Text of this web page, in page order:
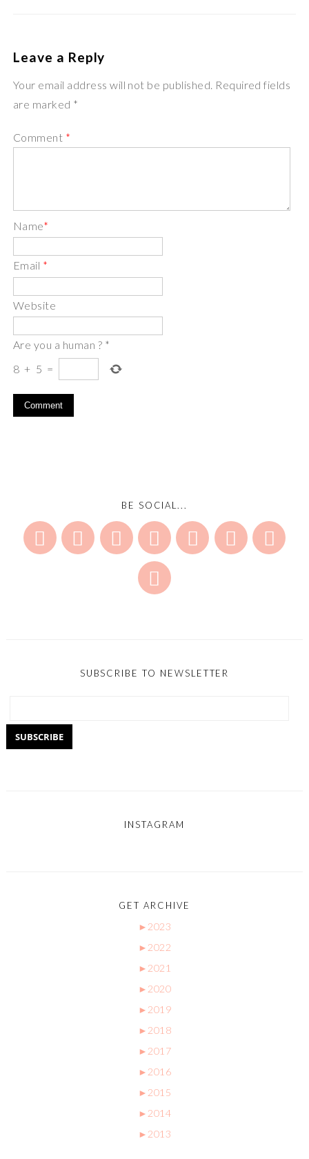
Leave a Reply
Your email address will not be published. Required fields
are marked *
Comment *
Name*
Email *
Website
Are you a human ? *
8 + 5 =
BE SOCIAL...
SUBSCRIBE TO NEWSLETTER
INSTAGRAM
GET ARCHIVE
► 2023
► 2022
► 2021
► 2020
► 2019
► 2018
► 2017
► 2016
► 2015
► 2014
► 2013